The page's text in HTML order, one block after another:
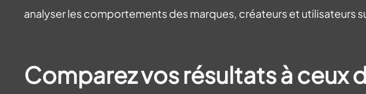
analyser les comportements des marques, créateurs et utilisateurs
Comparez vos résultats à ceux